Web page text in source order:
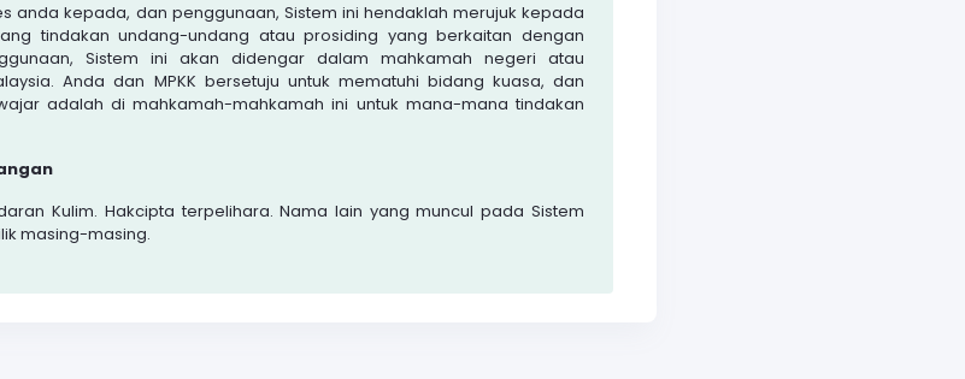
anda kepada, dan penggunaan, Sistem ini hendaklah merujuk kepada
tindakan undang-undang atau prosiding yang berkaitan dengan
Sistem ini akan didengar dalam mahkamah negeri atau
Anda dan MPKK bersetuju untuk mematuhi bidang kuasa, dan
adalah di mahkamah-mahkamah ini untuk mana-mana tindakan
Kulim. Hakcipta terpelihara. Nama lain yang muncul pada Sistem
masing-masing.